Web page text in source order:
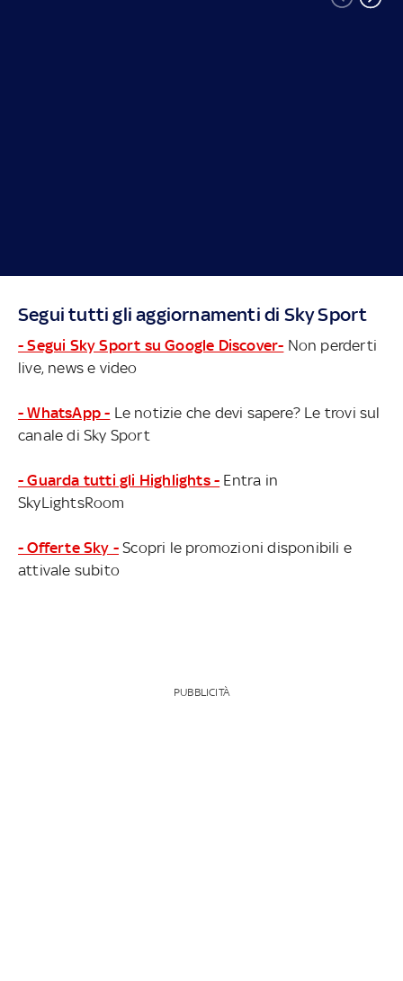
Segui tutti gli aggiornamenti di Sky Sport
- Segui Sky Sport su Google Discover- Non perderti
live, news e video
- WhatsApp - Le notizie che devi sapere? Le trovi sul
canale di Sky Sport
- Guarda tutti gli Highlights - Entra in
SkyLightsRoom
- Offerte Sky - Scopri le promozioni disponibili e
attivale subito
PUBBLICITÀ